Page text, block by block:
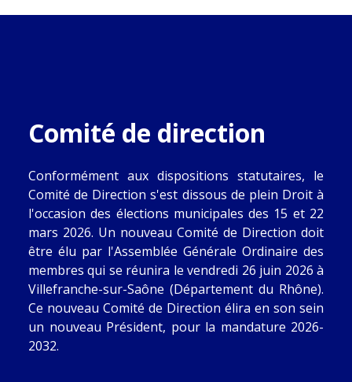
Comité de direction
Conformément aux dispositions statutaires, le
Comité de Direction s'est dissous de plein Droit à
l'occasion des élections municipales des 15 et 22
mars 2026. Un nouveau Comité de Direction doit
être élu par l'Assemblée Générale Ordinaire des
membres qui se réunira le vendredi 26 juin 2026 à
Villefranche-sur-Saône (Département du Rhône).
Ce nouveau Comité de Direction élira en son sein
un nouveau Président, pour la mandature 2026-
2032.